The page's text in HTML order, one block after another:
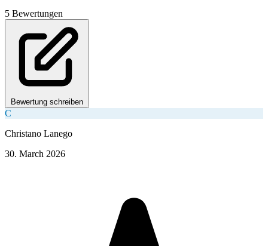
5 Bewertungen
Bewertung schreiben
C
Christano Lanego
30. March 2026